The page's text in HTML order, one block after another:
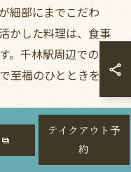
細部にまでこだわ
かした料理は、食事
千林駅周辺でのラ
至福のひとときを過
チレスト
テイクアウト予
約